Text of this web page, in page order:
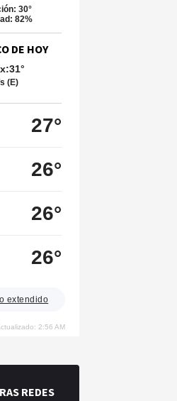
30°
82%
DE HOY
(E)
27°
26°
26°
26°
extendido
2:56 AM
REDES